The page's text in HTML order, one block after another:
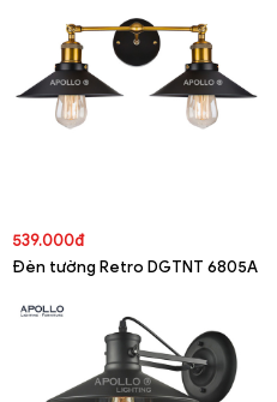
539.000đ
Đèn tường Retro DGTNT 6805A